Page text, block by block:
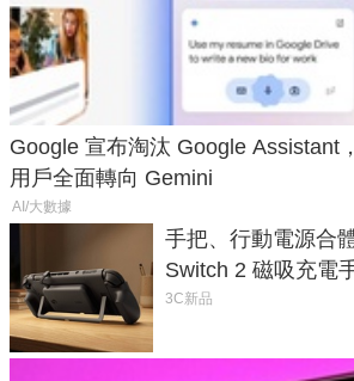
Google 宣布淘汰 Google Assistant
用戶全面轉向 Gemini
AI/大數據
手把、行動電源合
Switch 2 磁吸充電
延長 1.5 倍
3C新品